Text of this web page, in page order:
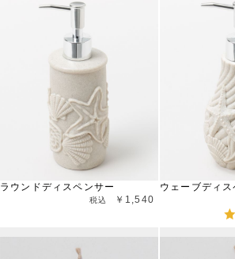
ラウンドディスペンサー
￥1,540
ウェーブディス